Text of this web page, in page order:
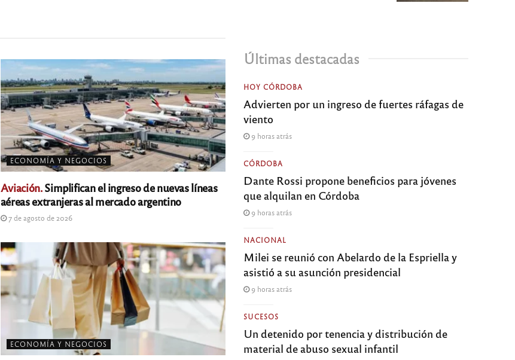
ECONOMÍA Y NEGOCIOS
Aviación.Simplifican el ingreso de nuevas líneas
aéreas extranjeras al mercado argentino
7 de agosto de 2026
ECONOMÍA Y NEGOCIOS
Últimas destacadas
HOY CÓRDOBA
Advierten por un ingreso de fuertes ráfagas de
viento
9 horas atrás
CÓRDOBA
Dante Rossi propone beneficios para jóvenes
que alquilan en Córdoba
9 horas atrás
NACIONAL
Milei se reunió con Abelardo de la Espriella y
asistió a su asunción presidencial
9 horas atrás
SUCESOS
Un detenido por tenencia y distribución de
material de abuso sexual infantil